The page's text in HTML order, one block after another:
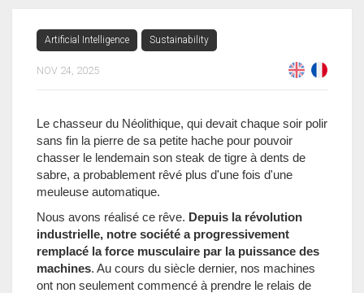
Artificial Intelligence Sustainability
NOV 24, 2025
Le chasseur du Néolithique, qui devait chaque soir polir
sans fin la pierre de sa petite hache pour pouvoir
chasser le lendemain son steak de tigre à dents de
sabre, a probablement rêvé plus d'une fois d'une
meuleuse automatique.
Nous avons réalisé ce rêve. Depuis la révolution
industrielle, notre société a progressivement
remplacé la force musculaire par la puissance des
machines. Au cours du siècle dernier, nos machines
ont non seulement commencé à prendre le relais de